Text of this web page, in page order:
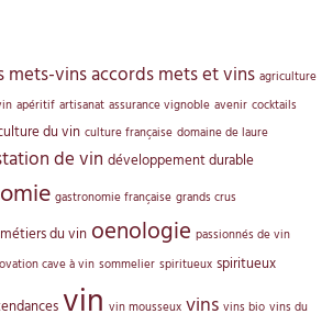
mets-vinsaccords mets et vins agriculture
apéritif artisanat assurance vignoble avenir cocktails
du vin culture française domaine de laure
de vin développement durable
gastronomie française grands crus
métiers du vin oenologie passionnés de vin
cave à vin sommelier spiritueux spiritueux
vin vin mousseux vins vins bio vins du